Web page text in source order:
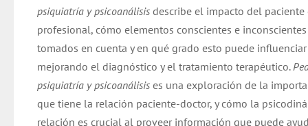
psiquiatría y psicoanálisisdescribe el impacto del paciente
profesional, cómo elementos conscientes e
tomados en cuenta y en qué grado esto puede
mejorando el diagnóstico y el tratamiento terapéutico.
psiquiatría y psicoanálisis es una exploración de la
que tiene la relación paciente-doctor, y cómo la
relación es crucial al proveer información que puede